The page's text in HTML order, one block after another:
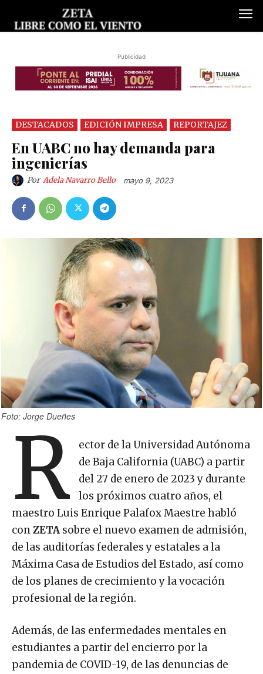
Publicidad
DESTACADOS EDICIÓN IMPRESA REPORTAJEZ
En UABC no hay demanda para
ingenierías
Por Adela Navarro Bello mayo 9, 2023
Foto: Jorge Dueñes
R
ector de la Universidad Autónoma
de Baja California (UABC) a partir
del 27 de enero de 2023 y durante
los próximos cuatro años, el
maestro Luis Enrique Palafox Maestre habló
conZETA sobre el nuevo examen de admisión,
de las auditorías federales y estatales a la
Máxima Casa de Estudios del Estado, así como
de los planes de crecimiento y la vocación
profesional de la región.
Además, de las enfermedades mentales en
estudiantes a partir del encierro por la
pandemia de COVID-19, de las denuncias de